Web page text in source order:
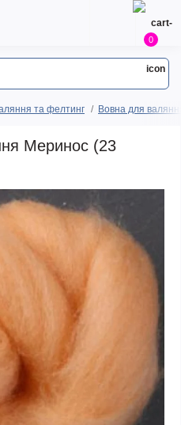
0
та фелтинг Вовна для
Меринос (23